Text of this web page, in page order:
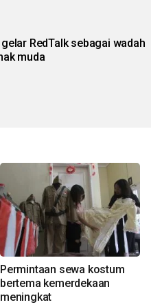
RedTalk sebagai wadah
muda
Permintaan sewa kostum
bertema kemerdekaan
meningkat